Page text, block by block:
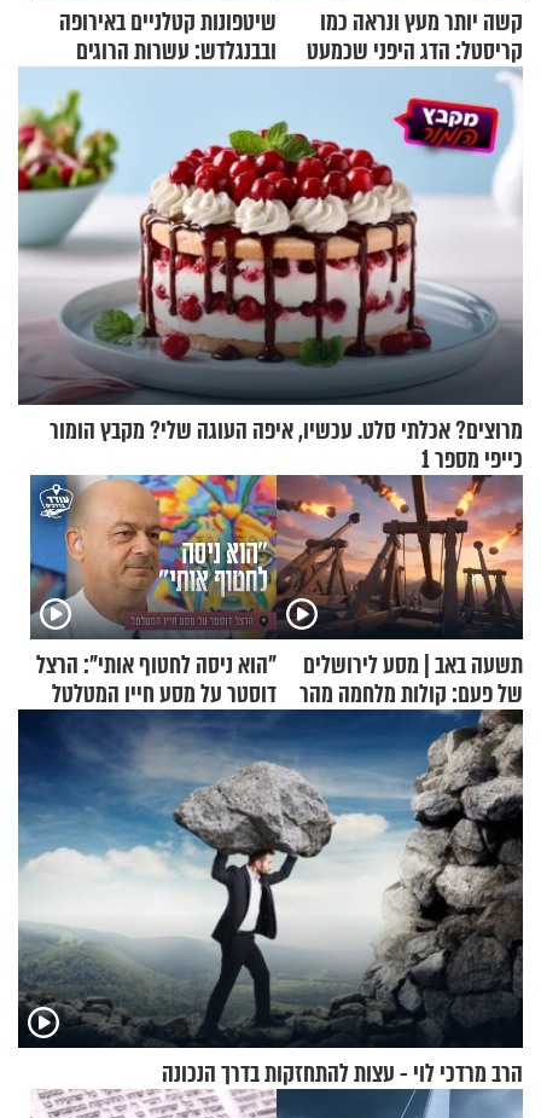
קשה יותר מעץ ונראה כמו
קריסטל: הדג היפני שכמעט
בלתי אפשרי לחתוך
שיטפונות קטלניים באירופה
ובבנגלדש: עשרות הרוגים
מרוצים? אכלתי סלט. עכשיו, איפה העוגה שלי? מקבץ הומור
כייפי מספר 1
תשעה באב | מסע לירושלים
של פעם: קולות מלחמה מהר
הזיתים
"הוא ניסה לחטוף אותי": הרצל
דוסטר על מסע חייו המטלטל
הרב מרדכי לוי - עצות להתחזקות בדרך הנכונה